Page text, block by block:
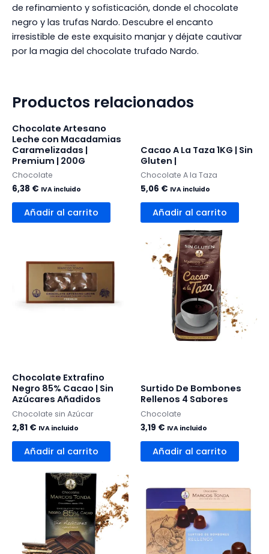
de refinamiento y sofisticación, donde el chocolate
negro y las trufas Nardo. Descubre el encanto
irresistible de este exquisito manjar y déjate cautivar
por la magia del chocolate trufado Nardo.
Productos relacionados
Chocolate Artesano
Leche con Macadamias
Caramelizadas |
Premium | 200G
Chocolate
6,38 € IVA incluido
Añadir al carrito
Cacao A La Taza 1KG | Sin
Gluten |
Chocolate A la Taza
5,06 € IVA incluido
Añadir al carrito
Chocolate Extrafino
Negro 85% Cacao | Sin
Azúcares Añadidos
Chocolate sin Azúcar
2,81 € IVA incluido
Añadir al carrito
Surtido De Bombones
Rellenos 4 Sabores
Chocolate
3,19 € IVA incluido
Añadir al carrito